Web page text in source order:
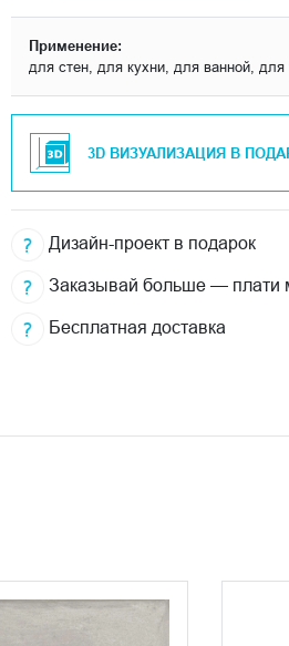
Применение:
для стен, для кухни, для ванной, для
3D ВИЗУАЛИЗАЦИЯ В
Дизайн-проект в подарок
Заказывай больше — плати
Бесплатная доставка